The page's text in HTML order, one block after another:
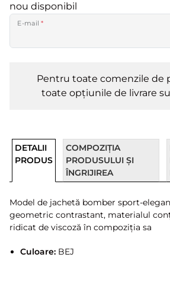
nou disponibil
E-mail*
Pentru toate comenzile de
toate opțiunile de livrare
DETALII
PRODUS
COMPOZIȚIA
PRODUSULUI ȘI
ÎNGRIJIREA
Model de jachetă bomber sport-
geometric contrastant, materialul
ridicat de viscoză în compoziția sa
Culoare:BEJ